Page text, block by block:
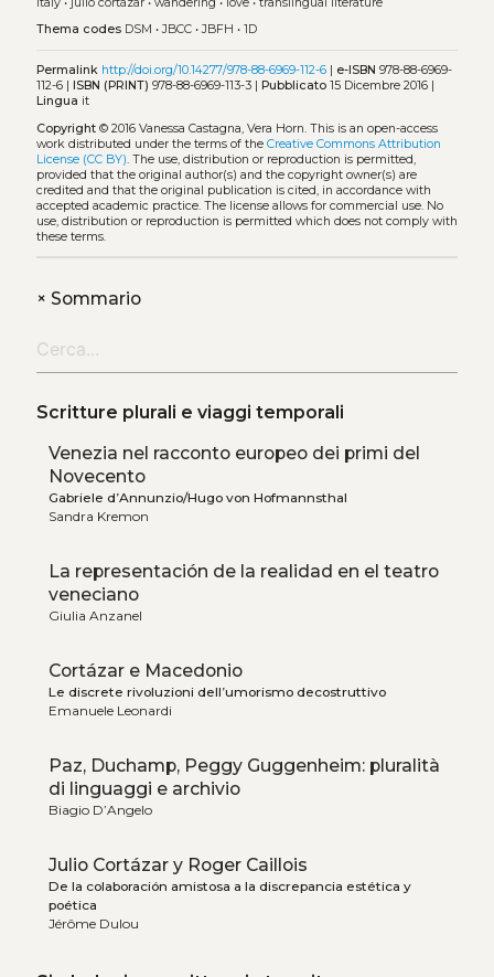
Thema codes DSM •JBCC•JBFH • 1D
Permalink http://doi.org/10.14277/978-88-6969-112-6| e-ISBN 978-88-6969-
112-6 | ISBN (PRINT) 978-88-6969-113-3 | Pubblicato15 Dicembre 2016 |
Lingua it
Copyright© 2016 Vanessa Castagna, Vera Horn. This is an open-access
work distributed under the terms of the Creative Commons Attribution
License (CC BY) . The use, distribution or reproduction is permitted,
provided that the original author(s) and the copyright owner(s) are
credited and that the original publication is cited, in accordance with
accepted academic practice. The license allows for commercial use. No
use, distribution or reproduction is permitted which does not comply with
these terms.
+Sommario
Scritture plurali e viaggi temporali
Venezia nel racconto europeo dei primi del
Novecento
Gabriele d’Annunzio/Hugo von Hofmannsthal
Sandra Kremon
La representación de la realidad en el teatro
veneciano
Giulia Anzanel
Cortázar e Macedonio
Le discrete rivoluzioni dell’umorismo decostruttivo
Emanuele Leonardi
Paz, Duchamp, Peggy Guggenheim: pluralità
di linguaggi e archivio
Biagio D’Angelo
Julio Cortázar y Roger Caillois
De la colaboración amistosa a la discrepancia estética y
poética
Jérôme Dulou